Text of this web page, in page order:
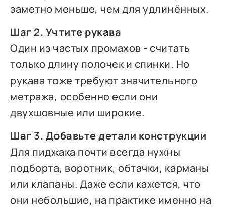
заметно меньше, чем для удлинённых.
Шаг 2. Учтите рукава
Один из частых промахов - считать
только длину полочек и спинки. Но
рукава тоже требуют значительного
метража, особенно если они
двухшовные или широкие.
Шаг 3. Добавьте детали конструкции
Для пиджака почти всегда нужны
подборта, воротник, обтачки, карманы
или клапаны. Даже если кажется, что
они небольшие, на практике именно на